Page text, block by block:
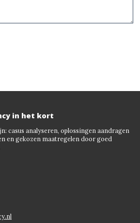
in het kort
casus analyseren, oplossingen aandragen
en gekozen maatregelen door goed